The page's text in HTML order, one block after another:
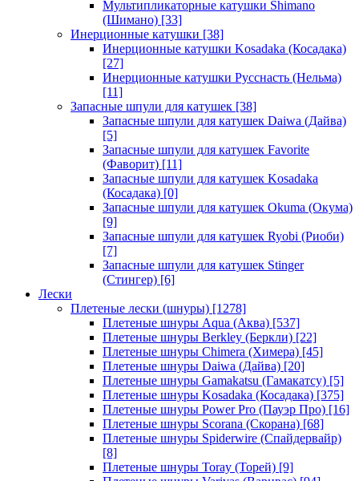
Мультипликаторные катушки Shimano
(Шимано) [33]
Инерционные катушки [38]
Инерционные катушки Kosadaka (Косадака)
[27]
Инерционные катушки Русснасть (Нельма)
[11]
Запасные шпули для катушек [38]
Запасные шпули для катушек Daiwa (Дайва)
[5]
Запасные шпули для катушек Favorite
(Фаворит) [11]
Запасные шпули для катушек Kosadaka
(Косадака) [0]
Запасные шпули для катушек Okuma (Окума)
[9]
Запасные шпули для катушек Ryobi (Риоби)
[7]
Запасные шпули для катушек Stinger
(Стингер) [6]
Лески
Плетеные лески (шнуры) [1278]
Плетеные шнуры Aqua (Аква) [537]
Плетеные шнуры Berkley (Беркли) [22]
Плетеные шнуры Chimera (Химера) [45]
Плетеные шнуры Daiwa (Дайва) [20]
Плетеные шнуры Gamakatsu (Гамакатсу) [5]
Плетеные шнуры Kosadaka (Косадака) [375]
Плетеные шнуры Power Pro (Пауэр Про) [16]
Плетеные шнуры Scorana (Скорана) [68]
Плетеные шнуры Spiderwire (Спайдервайр)
[8]
Плетеные шнуры Toray (Торей) [9]